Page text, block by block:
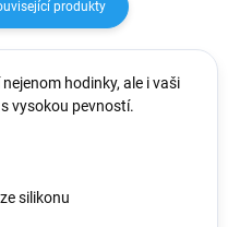
produkty
hodinky, ale i vaši
vysokou pevností.
silikonu